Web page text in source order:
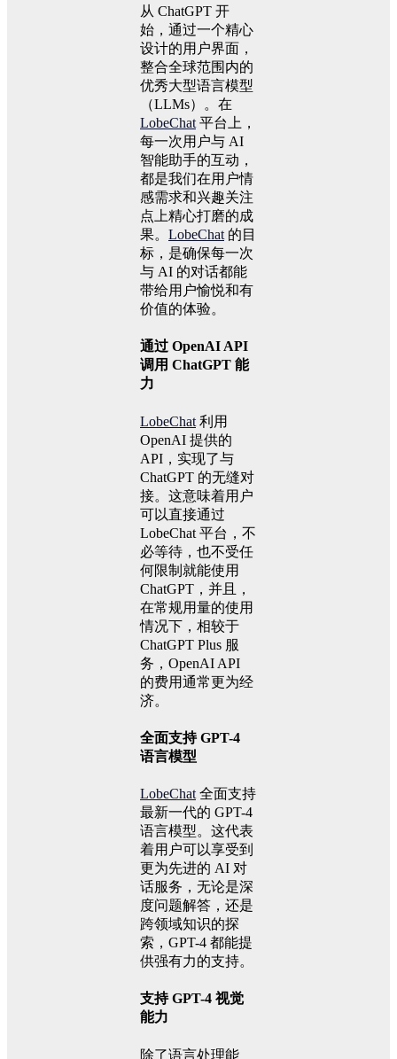
从 ChatGPT 开
始，通过一个精心
设计的用户界面，
整合全球范围内的
优秀大型语言模型
（LLMs）。在
LobeChat 平台上，
每一次用户与 AI
智能助手的互动，
都是我们在用户情
感需求和兴趣关注
点上精心打磨的成
果。 LobeChat 的目
标，是确保每一次
与 AI 的对话都能
带给用户愉悦和有
价值的体验。
通过 OpenAI API
调用 ChatGPT 能
力
LobeChat 利用
OpenAI 提供的
API，实现了与
ChatGPT 的无缝对
接。这意味着用户
可以直接通过
LobeChat 平台，不
必等待，也不受任
何限制就能使用
ChatGPT，并且，
在常规用量的使用
情况下，相较于
ChatGPT Plus 服
务，OpenAI API
的费用通常更为经
济。
全面支持 GPT-4
语言模型
LobeChat 全面支持
最新一代的 GPT-4
语言模型。这代表
着用户可以享受到
更为先进的 AI 对
话服务，无论是深
度问题解答，还是
跨领域知识的探
索，GPT-4 都能提
供强有力的支持。
支持 GPT-4 视觉
能力
除了语言处理能